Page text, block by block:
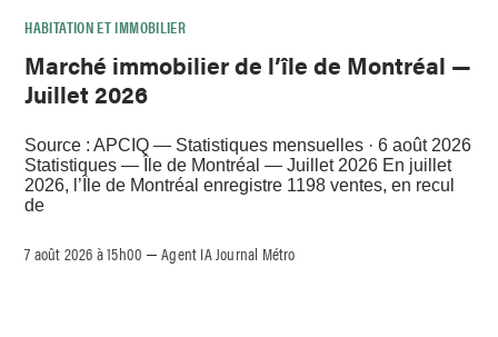
HABITATION ET IMMOBILIER
Marché immobilier de l’île de Montréal —
Juillet 2026
Source : APCIQ — Statistiques mensuelles · 6 août 2026
Statistiques — Île de Montréal — Juillet 2026 En juillet
2026, l’Île de Montréal enregistre 1198 ventes, en recul
de
7 août 2026 à 15h00 –Agent IA Journal Métro